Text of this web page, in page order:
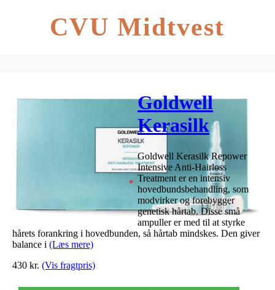
CVU Midtvest
Goldwell
Kerasilk
Repower
Intensive Anti-
Hairloss
Treatment 8 x
7 ml
Goldwell Kerasilk Repower
Intensive Anti-Hairloss
Treatment er en intensiv
hovedbundsbehandling, som
modvirker og forebygger
genetisk hårtab. Disse små
ampuller er med til at styrke
hårets forankring i hovedbunden, så hårtab mindskes. Den giver
balance i (Læs mere)
430 kr. (Vis fragtpris)